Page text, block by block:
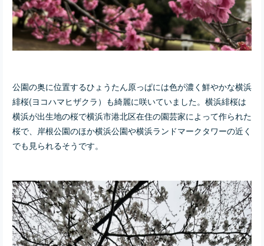
公園の奥に位置するひょうたん原っぱには色が濃く鮮やかな横浜
緋桜(ヨコハマヒザクラ）も綺麗に咲いていました。横浜緋桜は
横浜が出生地の桜で横浜市港北区在住の園芸家によって作られた
桜で、岸根公園のほか横浜公園や横浜ランドマークタワーの近く
でも見られるそうです。